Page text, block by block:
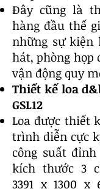
Đây cũng là
hàng đầu thế
những sự kiện
hát, phòng họp
vận động quy
Thiết kế loa
GSL12
Loa được thiết
trình diễn cực
công suất
kích thước 3
3391 x 1300 x